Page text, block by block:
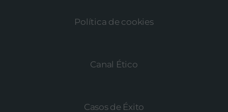
Política de cookies
Canal Ético
Casos de Éxito